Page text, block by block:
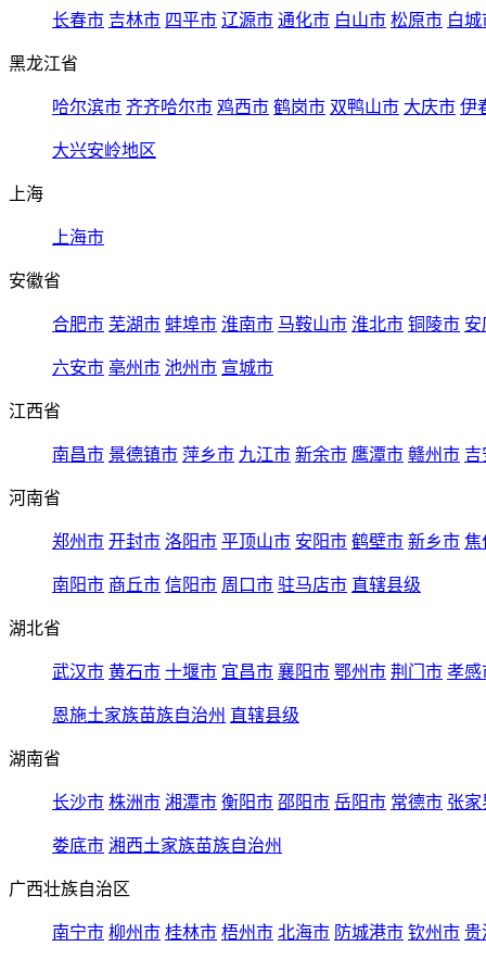
长春市 吉林市 四平市 辽源市 通化市 白山市 松原市 白城
黑龙江省
哈尔滨市 齐齐哈尔市 鸡西市 鹤岗市 双鸭山市 大庆市 伊
大兴安岭地区
上海
上海市
安徽省
合肥市 芜湖市 蚌埠市 淮南市 马鞍山市 淮北市 铜陵市 安
六安市 亳州市 池州市 宣城市
江西省
南昌市 景德镇市 萍乡市 九江市 新余市 鹰潭市 赣州市 吉
河南省
郑州市 开封市 洛阳市 平顶山市 安阳市 鹤壁市 新乡市 焦
南阳市 商丘市 信阳市 周口市 驻马店市 直辖县级
湖北省
武汉市 黄石市 十堰市 宜昌市 襄阳市 鄂州市 荆门市 孝感
恩施土家族苗族自治州 直辖县级
湖南省
长沙市 株洲市 湘潭市 衡阳市 邵阳市 岳阳市 常德市 张家
娄底市 湘西土家族苗族自治州
广西壮族自治区
南宁市 柳州市 桂林市 梧州市 北海市 防城港市 钦州市 贵